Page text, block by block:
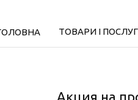
ТОВАРИ І
Акция на